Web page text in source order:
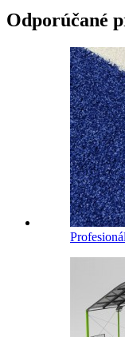
Odporúčané